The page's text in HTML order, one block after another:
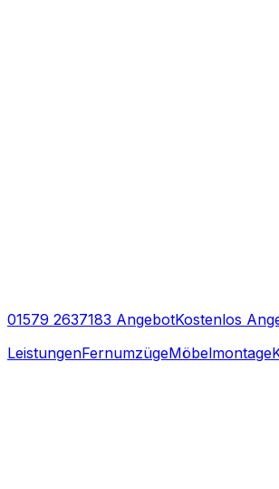
01579 2637183 AngebotKostenlos
LeistungenFernumzügeMöbelmontage